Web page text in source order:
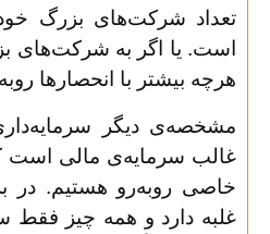
است. یا اگر به شرکت‌های
هرچه بیشتر با انحصارها
مشخصه‌ی دیگر
غالب سرمایه‌ی مالی است
خاصی روبه‌رو هستیم. در
غلبه دارد و همه چیز